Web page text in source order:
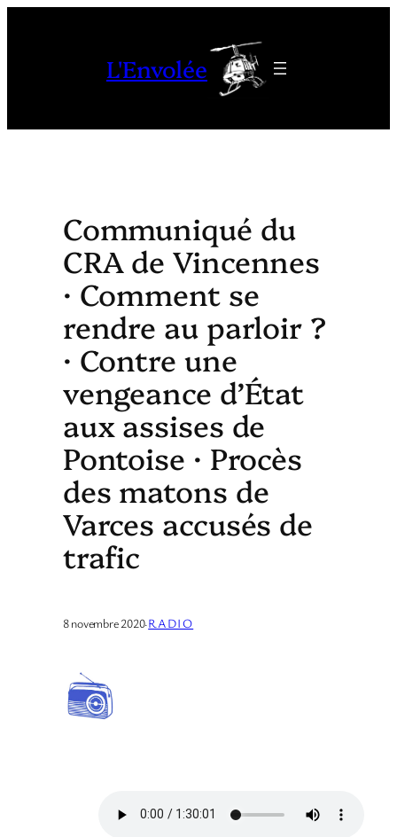
L'Envolée
Communiqué du
CRA de Vincennes
· Comment se
rendre au parloir ?
· Contre une
vengeance d’État
aux assises de
Pontoise · Procès
des matons de
Varces accusés de
trafic
8 novembre 2020·RADIO